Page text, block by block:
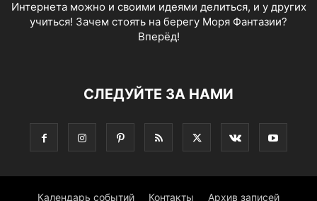
Интернета можно и своими идеями делиться, и у других
учиться! Зачем стоять на берегу Моря Фантазии?
Вперёд!
СЛЕДУЙТЕ ЗА НАМИ
Календарь событий Контакты Архив записей